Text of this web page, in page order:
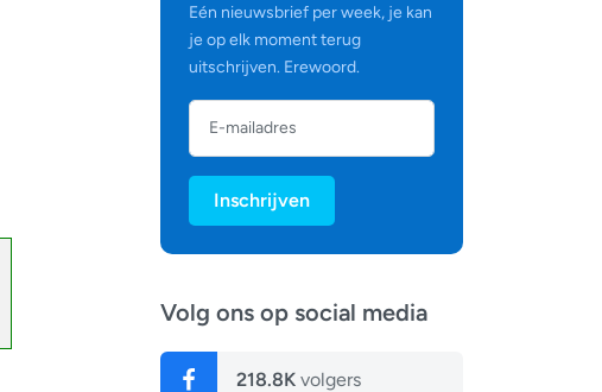
Eén nieuwsbrief per week, je kan
je op elk moment terug
uitschrijven. Erewoord.
Inschrijven
Volg ons op social media
218.8K volgers